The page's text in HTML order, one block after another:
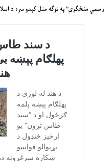
رسمي منځګړي” په توګه منل کېدو سره د